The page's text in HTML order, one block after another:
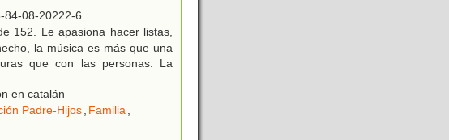
84-08-20222-6
152. Le apasiona hacer listas,
la música es más que una
que con las personas. La
en catalán
Padre-Hijos, Familia,